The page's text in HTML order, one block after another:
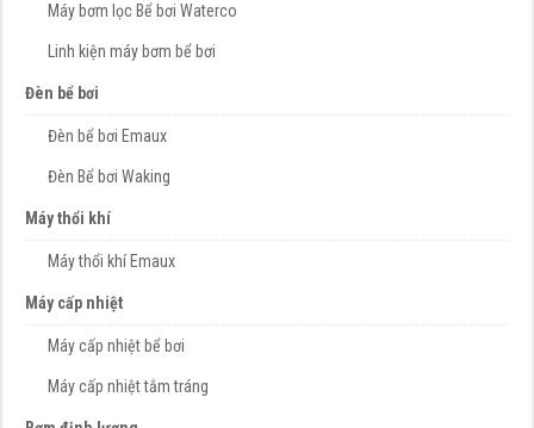
Máy bơm lọc Bể bơi Waterco
Linh kiện máy bơm bể bơi
Đèn bể bơi
Đèn bể bơi Emaux
Đèn Bể bơi Waking
Máy thổi khí
Máy thổi khí Emaux
Máy cấp nhiệt
Máy cấp nhiệt bể bơi
Máy cấp nhiệt tắm tráng